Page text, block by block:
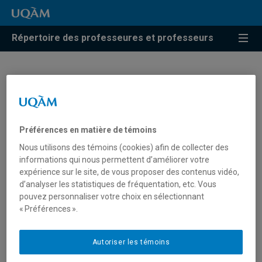
Répertoire des professeures et professeurs
Professeur
Unité:Département de philosophie
Courriel: poirier.pierre@uqam.ca
Préférences en matière de témoins
Nous utilisons des témoins (cookies) afin de collecter des
informations qui nous permettent d’améliorer votre
expérience sur le site, de vous proposer des contenus vidéo,
d’analyser les statistiques de fréquentation, etc. Vous
pouvez personnaliser votre choix en sélectionnant
« Préférences ».
Autoriser les témoins